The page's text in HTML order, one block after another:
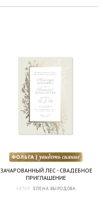
ЗАЧАРОВАННЫЙ ЛЕС - СВАДЕБНОЕ
ПРИГЛАШЕНИЕ
АВТОР: ЕЛЕНА ВЫРОДОВА